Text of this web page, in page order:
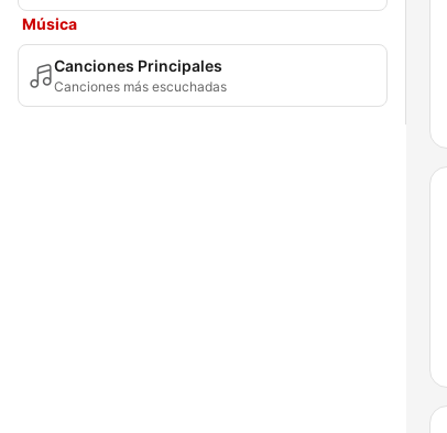
Música
Canciones Principales
Canciones más escuchadas